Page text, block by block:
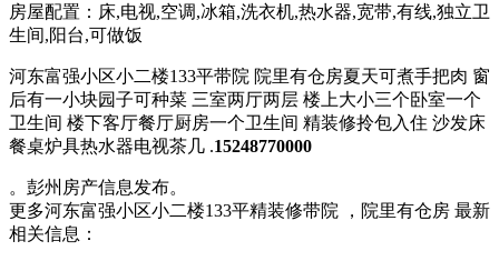
房屋配置： 床,电视,空调,冰箱,洗衣机,热水器,宽带,有线,独立卫
生间,阳台,可做饭
河东富强小区小二楼133平带院 院里有仓房夏天可煮手把肉 窗
后有一小块园子可种菜 三室两厅两层 楼上大小三个卧室一个
卫生间 楼下客厅餐厅厨房一个卫生间 精装修拎包入住 沙发床
餐桌炉具热水器电视茶几 .15248770000
。彭州房产信息发布。
更多河东富强小区小二楼133平精装修带院 ，院里有仓房 最新
相关信息：